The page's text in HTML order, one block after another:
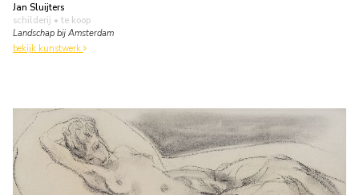
Jan Sluijters
schilderij • te koop
Landschap bij Amsterdam
bekijk kunstwerk